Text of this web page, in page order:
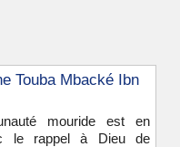
Touba Mbacké Ibn
mouride est en
le rappel à Dieu de